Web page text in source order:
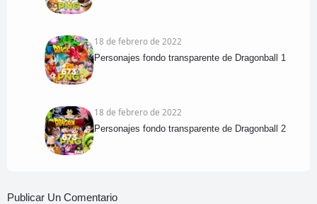
18 de febrero de 2022
Personajes fondo transparente de Dragonball 1
18 de febrero de 2022
Personajes fondo transparente de Dragonball 2
Publicar Un Comentario